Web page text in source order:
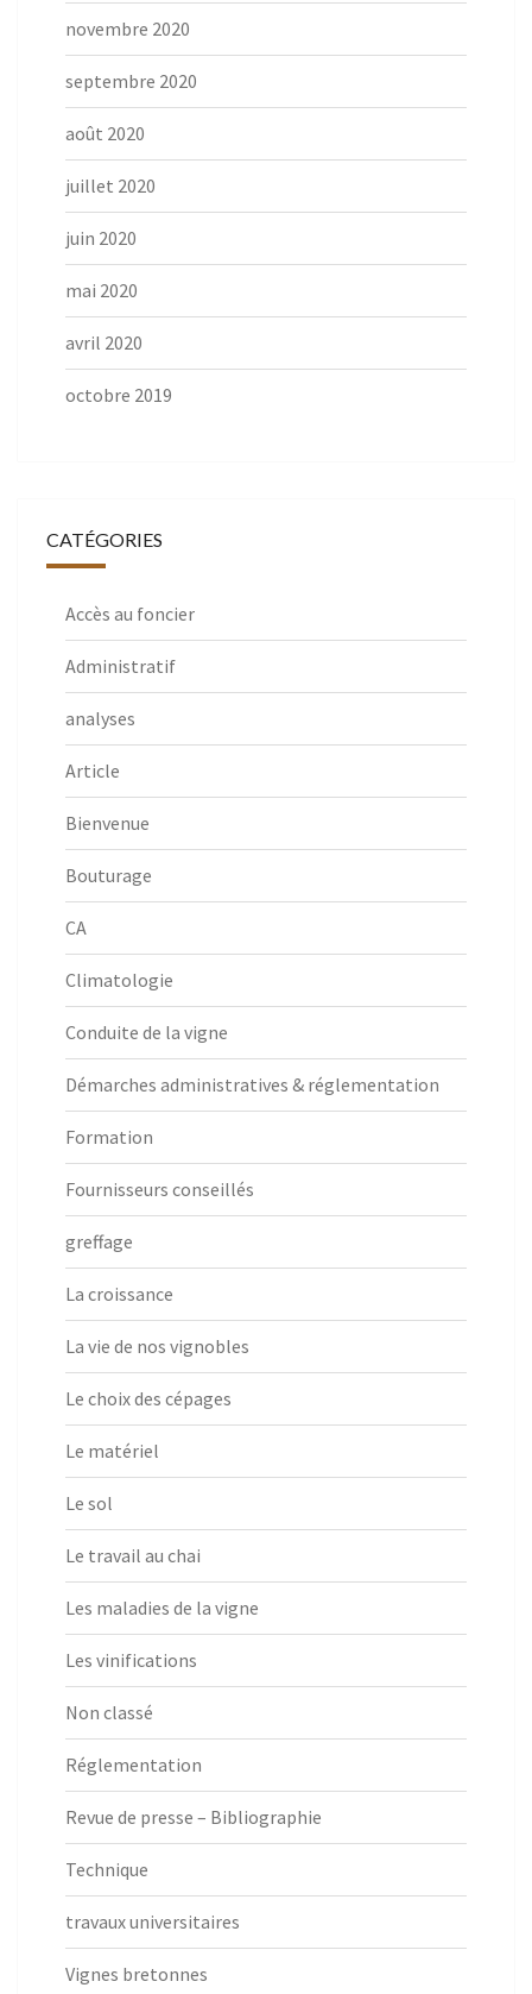
novembre 2020
septembre 2020
août 2020
juillet 2020
juin 2020
mai 2020
avril 2020
octobre 2019
CATÉGORIES
Accès au foncier
Administratif
analyses
Article
Bienvenue
Bouturage
CA
Climatologie
Conduite de la vigne
Démarches administratives & réglementation
Formation
Fournisseurs conseillés
greffage
La croissance
La vie de nos vignobles
Le choix des cépages
Le matériel
Le sol
Le travail au chai
Les maladies de la vigne
Les vinifications
Non classé
Réglementation
Revue de presse – Bibliographie
Technique
travaux universitaires
Vignes bretonnes